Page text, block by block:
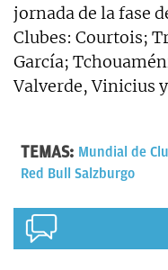
jornada de la fase
Clubes: Courtois;
García;
Valverde, Vinicius
TEMAS: Mundial de
Red Bull Salzburgo